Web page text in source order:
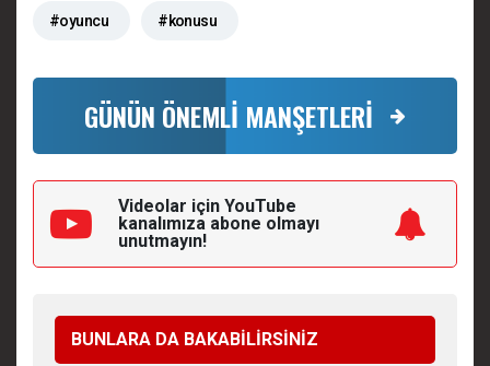
#oyuncu #konusu
GÜNÜN ÖNEMLİ MANŞETLERİ
Videolar için YouTube
kanalımıza abone olmayı
unutmayın!
BUNLARA DA BAKABİLİRSİNİZ